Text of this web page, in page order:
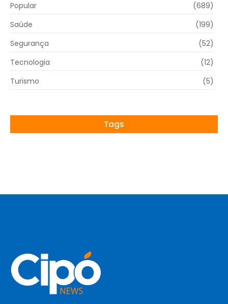
Popular
(689)
Saúde
(199)
Segurança
(52)
Tecnologia
(12)
Turismo
(5)
Tags